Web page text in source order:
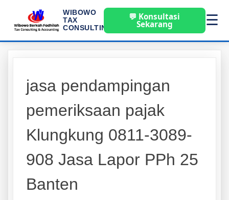
WIBOWO
TAX
CONSULTING
💬 Konsultasi
Sekarang ☰
jasa pendampingan
pemeriksaan pajak
Klungkung 0811-3089-
908 Jasa Lapor PPh 25
Banten